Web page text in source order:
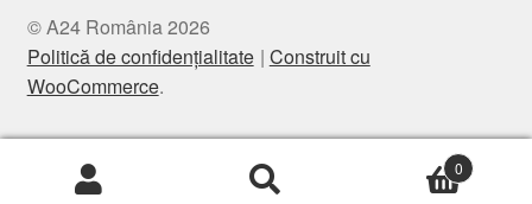
© A24 România 2026
Politică de confidențialitate Construit cu
WooCommerce.
0